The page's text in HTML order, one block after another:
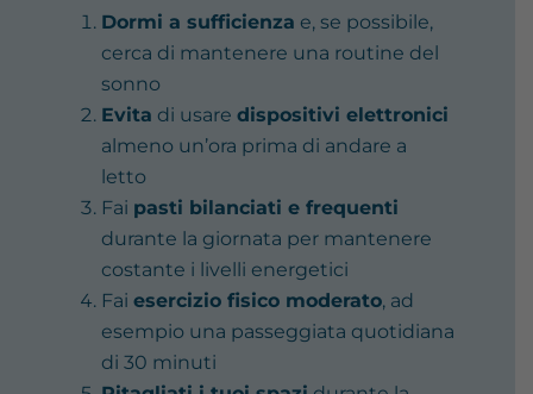
Dormi a sufficienza e, se possibile,
cerca di mantenere una routine del
sonno
Evita di usare dispositivi elettronici
almeno un’ora prima di andare a
letto
Fai pasti bilanciati e frequenti
durante la giornata per mantenere
costante i livelli energetici
Fai esercizio fisico moderato, ad
esempio una passeggiata quotidiana
di 30 minuti